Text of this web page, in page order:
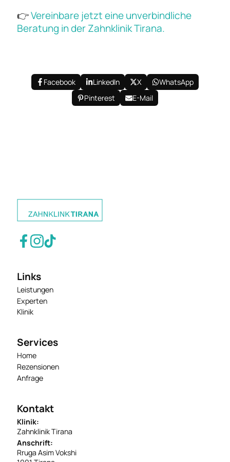
👉Vereinbare jetzt eine unverbindliche
Beratung in der Zahnklinik Tirana.
Facebook LinkedIn X
WhatsApp
Pinterest
E-Mail
Links
Leistungen
Experten
Klinik
Services
Home
Rezensionen
Anfrage
Kontakt
Klinik:
Zahnklinik Tirana
Anschrift:
Rruga Asim Vokshi